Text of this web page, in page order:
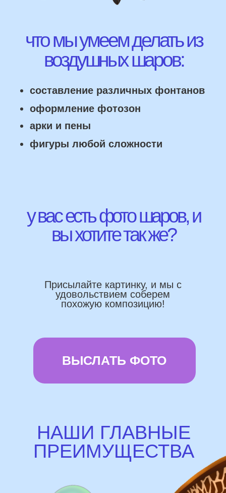
Используем импортные шары
(Не Китай)
Предоставляем гарантию полета
Наши цены на 10% ниже рынка
НАШИ ГЛАВНЫЕ
ПРЕИМУЩЕСТВА